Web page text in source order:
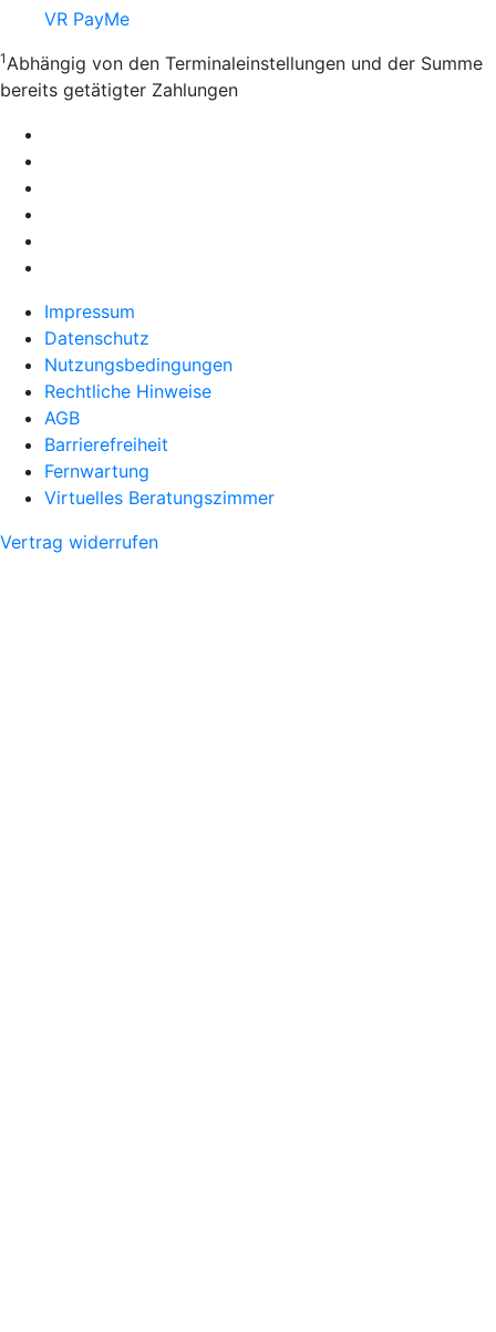
VR PayMe
1Abhängig von den Terminaleinstellungen und der Summe
bereits getätigter Zahlungen
Impressum
Datenschutz
Nutzungsbedingungen
Rechtliche Hinweise
AGB
Barrierefreiheit
Fernwartung
Virtuelles Beratungszimmer
Vertrag widerrufen